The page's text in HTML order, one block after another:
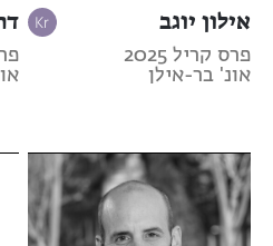
אילון יוגב
פרס קריל 2025
אונ' בר-אילן